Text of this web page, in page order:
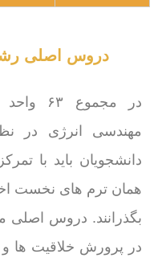
دروس اصلی
در
مهندسی انرژی در
دانشجویان باید با
همان ترم های نخست
بگذرانند. دروس اصلی
در پرورش خلاقیت ها و